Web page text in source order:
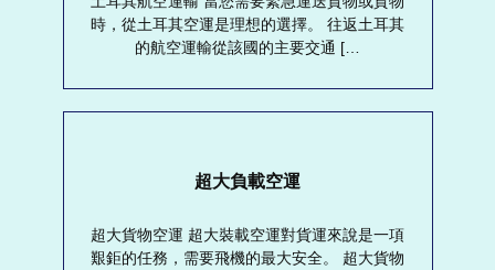
時，從土耳其空運是理想的選擇。 往返土耳其
的航空運輸從該國的主要交通 […
超大負載空運
超大貨物空運 超大裝載空運對貨運來說是一項
艱鉅的任務，需要飛機的最大安全。 超大貨物